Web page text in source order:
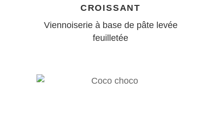
CROISSANT
Viennoiserie à base de pâte levée
feuilletée